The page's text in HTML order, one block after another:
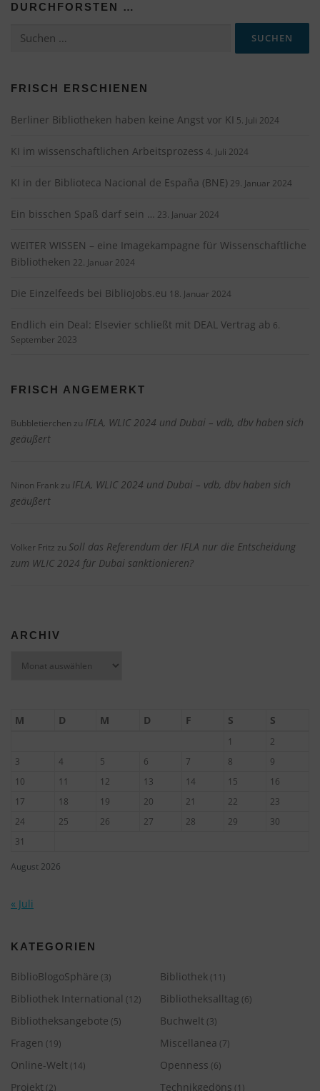
DURCHFORSTEN …
nach:
FRISCH ERSCHIENEN
Berliner Bibliotheken haben keine Angst vor KI 5. Juli 2024
KI im wissenschaftlichen Arbeitsprozess 4. Juli 2024
KI in der Biblioteca Nacional de España (BNE) 29. Januar 2024
Ein bisschen Spaß darf sein … 23. Januar 2024
WEITER WISSEN – eine Imagekampagne für Wissenschaftliche
Bibliotheken 22. Januar 2024
Die Einzelfeeds bei BiblioJobs.eu 18. Januar 2024
Endlich ein Deal: Elsevier schließt mit DEAL Vertrag ab 6.
September 2023
FRISCH ANGEMERKT
Bubbletierchen zu IFLA, WLIC 2024 und Dubai – vdb, dbv haben sich
geäußert
Ninon Frank zu IFLA, WLIC 2024 und Dubai – vdb, dbv haben sich
geäußert
Volker Fritz zu Soll das Referendum der IFLA nur die Entscheidung
zum WLIC 2024 für Dubai sanktionieren?
ARCHIV
August 2026
M D M D F S S
1
2
3
4 5 6 7 8
9
10
11 12 13 14 15
16
17
18 19 20 21 22
23
24
25 26 27 28 29
30
31
« Juli
KATEGORIEN
BiblioBlogoSphäre (3) Bibliothek (11)
Bibliothek International (12) Bibliotheksalltag (6)
Bibliotheksangebote (5) Buchwelt (3)
Fragen (19) Miscellanea (7)
Online-Welt (14) Openness (6)
Projekt (2) Technikgedöns (1)